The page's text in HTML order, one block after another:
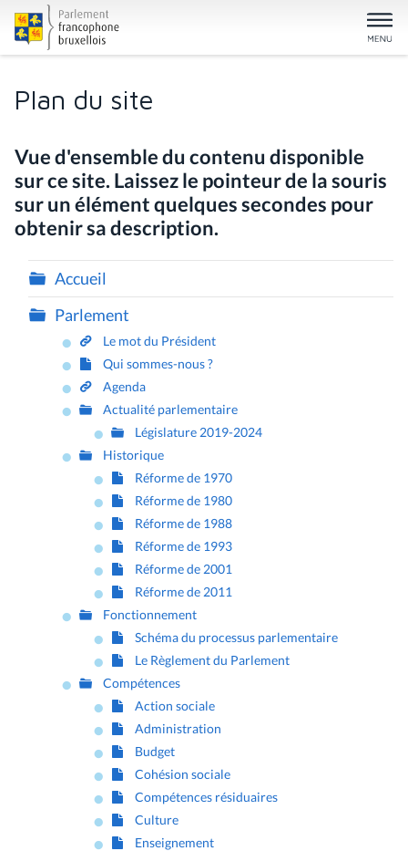
Plan du site
Vue d'ensemble du contenu disponible
sur ce site. Laissez le pointeur de la souris
sur un élément quelques secondes pour
obtenir sa description.
Accueil
Parlement
Le mot du Président
Qui sommes-nous ?
Agenda
Actualité parlementaire
Législature 2019-2024
Historique
Réforme de 1970
Réforme de 1980
Réforme de 1988
Réforme de 1993
Réforme de 2001
Réforme de 2011
Fonctionnement
Schéma du processus parlementaire
Le Règlement du Parlement
Compétences
Action sociale
Administration
Budget
Cohésion sociale
Compétences résiduaires
Culture
Enseignement